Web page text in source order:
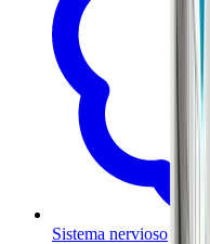
Sistema nervioso